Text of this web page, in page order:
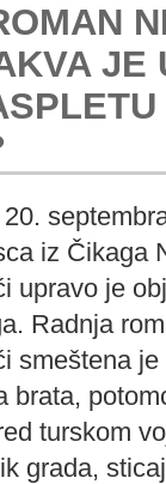
JE
iz Čikaga
upravo je
Radnja
smeštena
brata,
turskom
grada,